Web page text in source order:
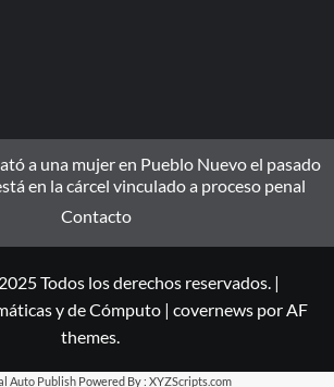
a una mujer en Pueblo Nuevo el pasado
en la cárcel vinculado a proceso penal
Contacto
Todos los derechos reservados. |
y de Cómputo | covernewspor AF
themes.
Auto PublishPowered By : XYZScripts.com